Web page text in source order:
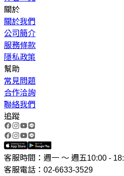
關於
關於我們
公司簡介
服務條款
隱私政策
幫助
常見問題
合作洽詢
聯絡我們
追蹤
客服時間：週一 ～ 週五10:00 -
客服電話：02-6633-3529